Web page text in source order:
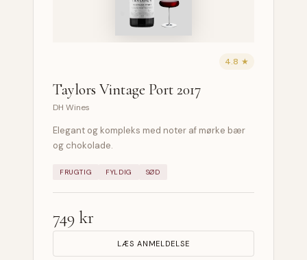
4.8 ★
Taylors Vintage Port 2017
DH Wines
Elegant og kompleks med noter af mørke bær
og chokolade.
FRUGTIG FYLDIG SØD
749 kr
LÆS ANMELDELSE